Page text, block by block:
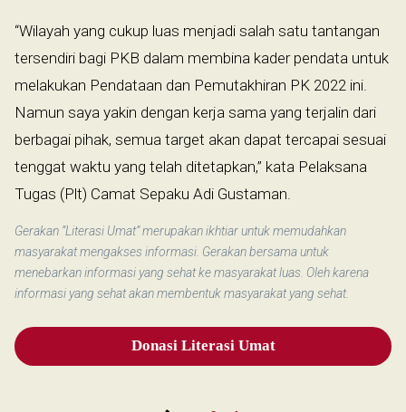
“Wilayah yang cukup luas menjadi salah satu tantangan
tersendiri bagi PKB dalam membina kader pendata untuk
melakukan Pendataan dan Pemutakhiran PK 2022 ini.
Namun saya yakin dengan kerja sama yang terjalin dari
berbagai pihak, semua target akan dapat tercapai sesuai
tenggat waktu yang telah ditetapkan,” kata Pelaksana
Tugas (Plt) Camat Sepaku Adi Gustaman.
Gerakan “Literasi Umat” merupakan ikhtiar untuk memudahkan
masyarakat mengakses informasi. Gerakan bersama untuk
menebarkan informasi yang sehat ke masyarakat luas. Oleh karena
informasi yang sehat akan membentuk masyarakat yang sehat.
Donasi Literasi Umat